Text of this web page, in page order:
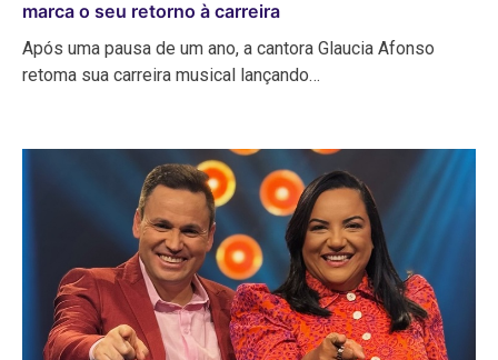
marca o seu retorno à carreira
Após uma pausa de um ano, a cantora Glaucia Afonso
retoma sua carreira musical lançando…